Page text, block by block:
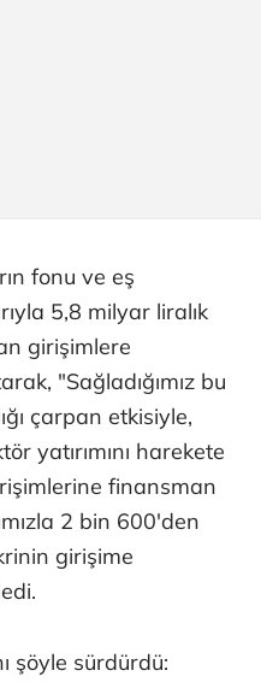
fonu ve eş
5,8 milyar liralık
girişimlere
"Sağladığımız bu
çarpan etkisiyle,
yatırımını harekete
finansman
2 bin 600'den
girişime
şöyle sürdürdü: